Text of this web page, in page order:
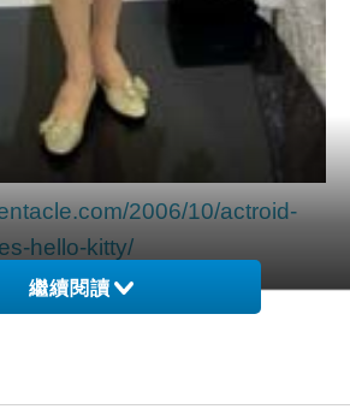
2006/10/actroid-
hello-kitty/
以做的更好吧....=_=b
繼續閱讀